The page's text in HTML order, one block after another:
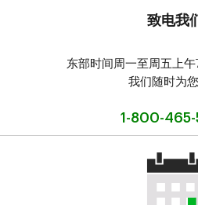
致电我
东部时间周一至周五上午
我们随时为
1-800-